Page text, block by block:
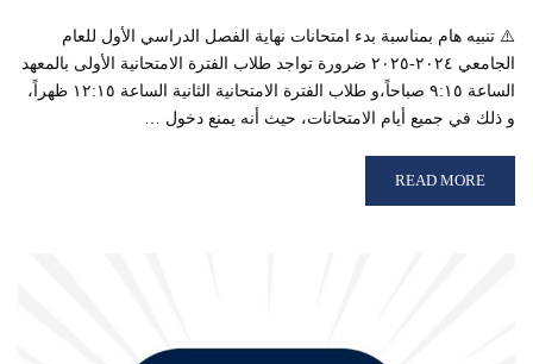
⚠️ تنبيه هام بمناسبة بدء امتحانات نهاية الفصل الدراسي الأول للعام
الجامعي ٢٠٢٤-٢٠٢٥ ضرورة تواجد طلاب الفترة الامتحانية الأولى بالمعهد
الساعة ٩:١٥ صباحاً،و طلاب الفترة الامتحانية الثانية الساعة ١٢:١٥ ظهراً،
و ذلك في جميع أيام الامتحانات، حيث أنه يمنع دخول …
READ MORE ABOUT تنبيه هام بشأن مواعيد دخول لجان امتحانات نهاية الفصل الدراسي الأول
READ MORE